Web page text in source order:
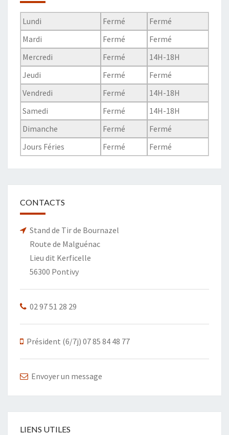
Lundi Fermé
Fermé
Mardi
Fermé
Fermé
Mercredi
Fermé
14H-18H
Jeudi
Fermé
Fermé
Vendredi
Fermé
14H-18H
Samedi
Fermé
14H-18H
Dimanche
Fermé
Fermé
Jours Féries
Fermé Fermé
CONTACTS
Stand de Tir de Bournazel
Route de Malguénac
Lieu dit Kerficelle
56300 Pontivy
02 97 51 28 29
Président (6/7j) 07 85 84 48 77
Envoyer un message
LIENS UTILES